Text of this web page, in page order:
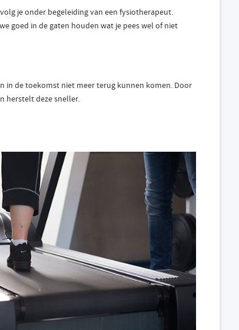
je onder begeleiding van een fysiotherapeut.
goed in de gaten houden wat je pees wel of niet
in de toekomst niet meer terug kunnen komen. Door
herstelt deze sneller.